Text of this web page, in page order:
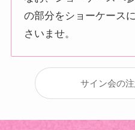
の部分をショーケース
さいませ。
サイン会の